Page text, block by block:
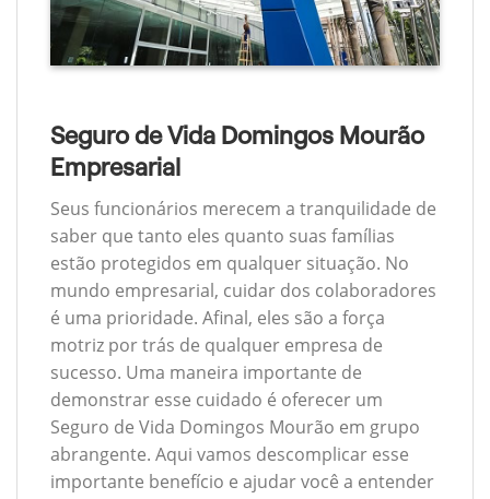
Seguro de Vida Domingos Mourão
Empresarial
Seus funcionários merecem a tranquilidade de
saber que tanto eles quanto suas famílias
estão protegidos em qualquer situação. No
mundo empresarial, cuidar dos colaboradores
é uma prioridade. Afinal, eles são a força
motriz por trás de qualquer empresa de
sucesso. Uma maneira importante de
demonstrar esse cuidado é oferecer um
Seguro de Vida Domingos Mourão em grupo
abrangente. Aqui vamos descomplicar esse
importante benefício e ajudar você a entender